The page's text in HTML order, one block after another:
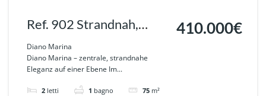
Ref. 902 Strandnah,
zentral & komplett
saniert – Wohnen auf
einer Ebene in DIANO
Diano Marina
Diano Marina – zentrale, strandnahe
Eleganz auf einer Ebene Im...
2 letti 1 bagno 75 m²
410.000€